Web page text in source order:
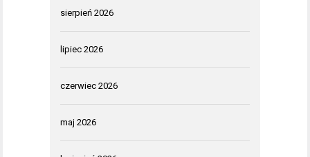
sierpień 2026
lipiec 2026
czerwiec 2026
maj 2026